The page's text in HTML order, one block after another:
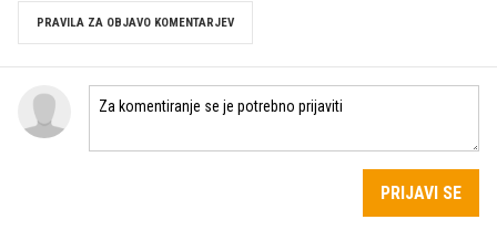
PRAVILA ZA OBJAVO KOMENTARJEV
PRIJAVI SE